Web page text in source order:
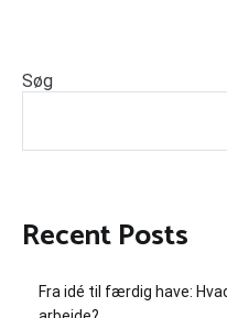
Søg
Recent Posts
Fra idé til færdig have: